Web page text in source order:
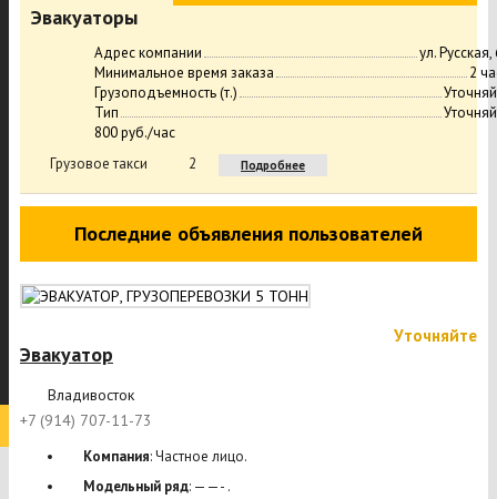
Эвакуаторы
Адрес компании
ул. Русская,
Минимальное время заказа
2
Грузоподъемность (т.)
Тип
800 руб./час
Грузовое такси
2 Подробнее
Последние объявления пользователей
Эвакуатор
Уточняйте
Владивосток
+7 (914) 707-11-73
Компания: Частное лицо.
Модельный ряд: ——- .